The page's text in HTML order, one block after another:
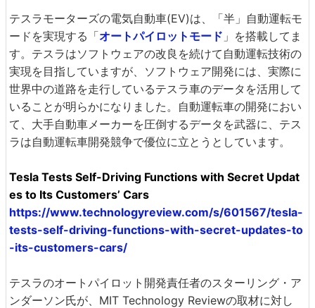
テスラモーターズの電気自動車(EV)は、「半」自動運転モ
ードを実現する「オートパイロットモード 」を搭載してま
す。テスラはソフトウェアの改良を続けて自動運転技術の
実現を目指していますが、ソフトウェア開発には、実際に
世界中の道路を走行しているテスラ車のデータを活用して
いることが明らかになりました。自動運転車の開発におい
て、大手自動車メーカーを圧倒するデータを武器に、テス
ラは自動運転車開発競争で優位に立とうとしています。
Tesla Tests Self-Driving Functions with Secret Updat
es to Its Customers’ Cars
https://www.technologyreview.com/s/601567/tesla-
tests-self-driving-functions-with-secret-updates-to
-its-customers-cars/
テスラのオートパイロット開発責任者のスターリング・ア
ンダーソン氏が、MIT Technology Reviewの取材に対し